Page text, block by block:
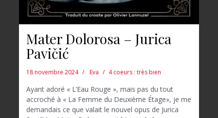
Mater Dolorosa – Jurica
Pavičić
18 novembre 2024 Eva 4 coeurs : très bien
Ayant adoré « L’Eau Rouge », mais pas du tout
accroché à « La Femme du Deuxième Étage», je me
demandais ce que valait le nouvel opus de Jurica